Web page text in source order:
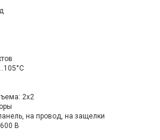
2x2
на провод, на защелки
В